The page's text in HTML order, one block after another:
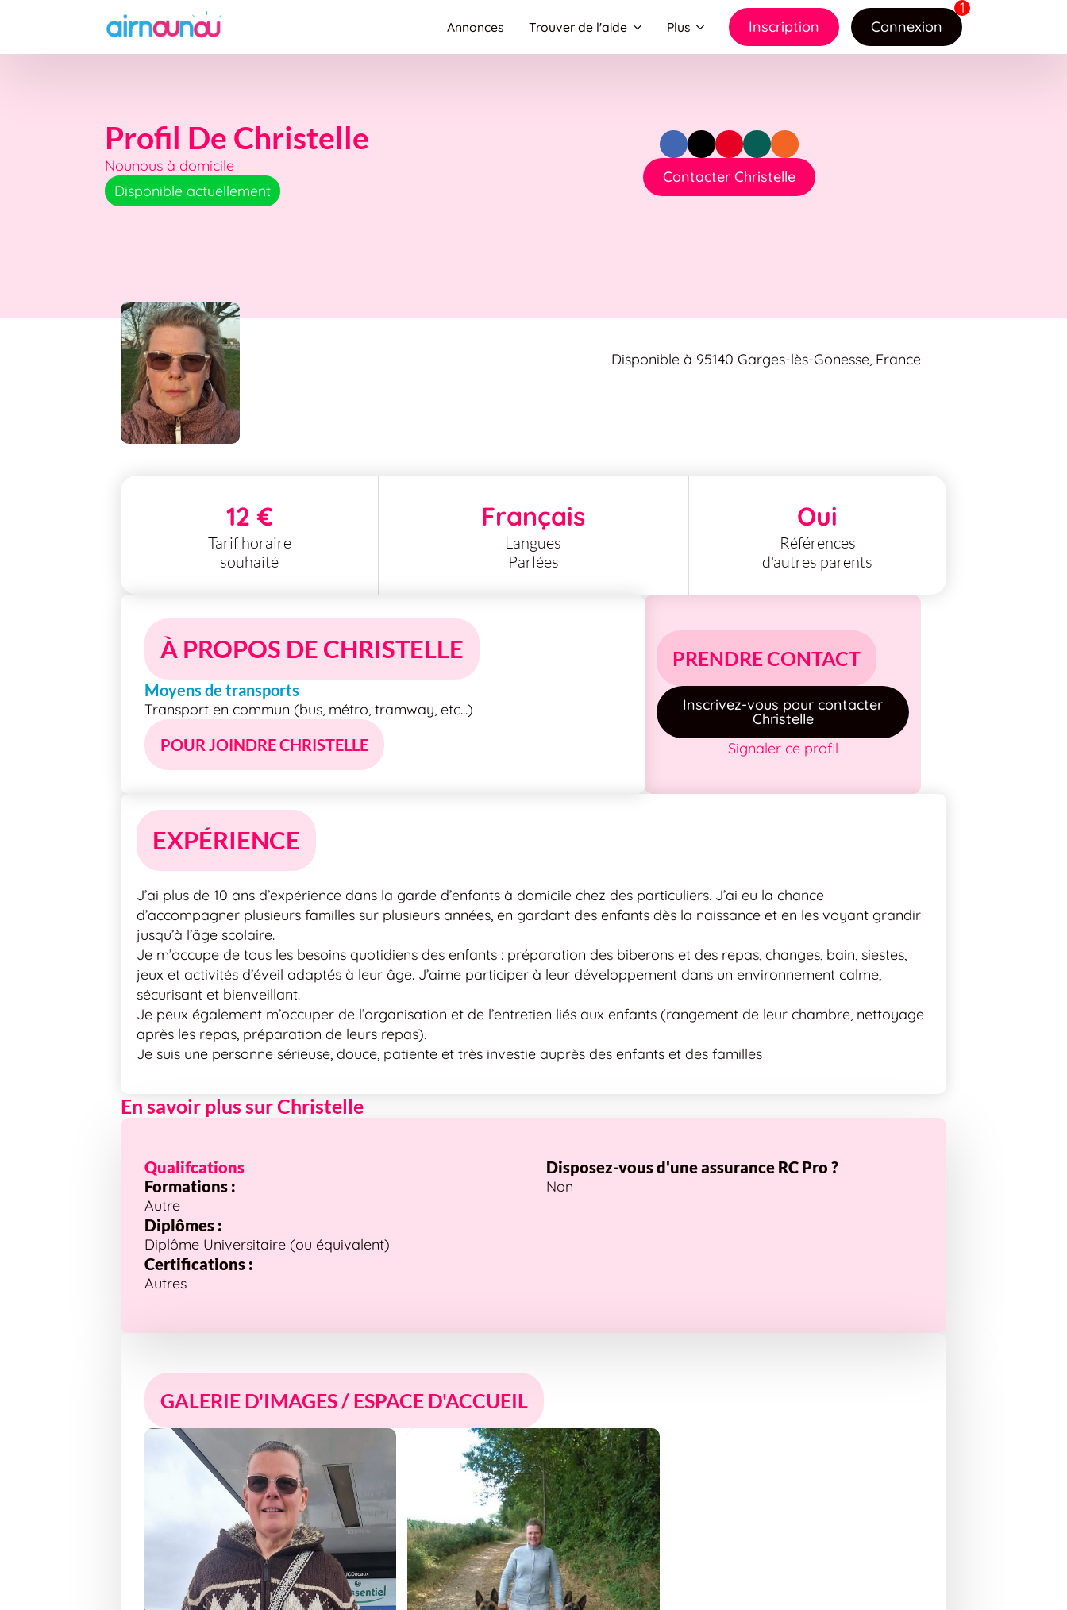
Annonces Trouver de l'aide Plus Inscription Connexion
Profil De Christelle
Nounous à domicile
Disponible actuellement
Contacter Christelle
Disponible à 95140 Garges-lès-Gonesse, France
12 €
Tarif horaire
souhaité
Français
Langues
Parlées
Oui
Références
d'autres parents
À PROPOS DE CHRISTELLE
Moyens de transports
Transport en commun (bus, métro, tramway, etc...)
POUR JOINDRE CHRISTELLE
PRENDRE CONTACT
Inscrivez-vous pour contacter
Christelle
Signaler ce profil
EXPÉRIENCE
J’ai plus de 10 ans d’expérience dans la garde d’enfants à domicile chez des particuliers. J’ai eu la chance
d’accompagner plusieurs familles sur plusieurs années, en gardant des enfants dès la naissance et en les voyant grandir
jusqu’à l’âge scolaire.
Je m’occupe de tous les besoins quotidiens des enfants : préparation des biberons et des repas, changes, bain, siestes,
jeux et activités d’éveil adaptés à leur âge. J’aime participer à leur développement dans un environnement calme,
sécurisant et bienveillant.
Je peux également m’occuper de l’organisation et de l’entretien liés aux enfants (rangement de leur chambre, nettoyage
après les repas, préparation de leurs repas).
Je suis une personne sérieuse, douce, patiente et très investie auprès des enfants et des familles
En savoir plus sur Christelle
Qualifcations
Formations :
Autre
Diplômes :
Diplôme Universitaire (ou équivalent)
Certifications :
Autres
Disposez-vous d'une assurance RC Pro ?
Non
GALERIE D'IMAGES / ESPACE D'ACCUEIL